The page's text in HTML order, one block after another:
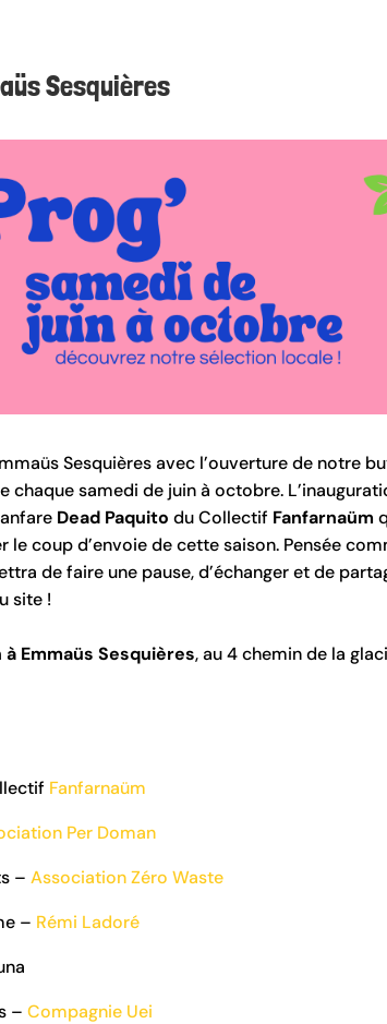
Sesquières
Sesquières avec l’ouverture de notre
chaque samedi de juin à octobre.
Dead Paquito du Collectif Fanfarnaüm
coup d’envoie de cette saison. Pensée
de faire une pause, d’échanger et de
site !
Emmaüs Sesquières, au 4 chemin de la
Fanfarnaüm
Per Doman
–Association Zéro Waste
– Rémi Ladoré
–Compagnie Uei